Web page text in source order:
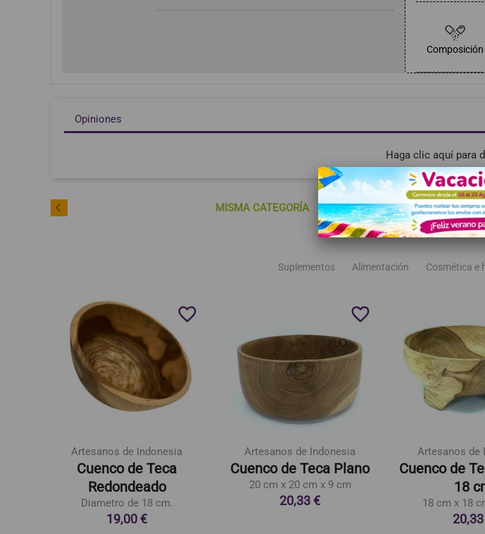
Composición
Opiniones
Haga clic aquí para
MISMA CATEGORÍA RECOMENDADOS MISMA
Suplementos Alimentación Cosmética e
Artesanos de Indonesia
Cuenco de Teca
Redondeado
Diametro de 18 cm.
19,00 €
favorite_border
Artesanos de Indonesia
Cuenco de Teca Plano
20 cm x 20 cm x 9 cm
20,33 €
favorite_border
Artesanos de
Cuenco de
18
18 cm x 18
.